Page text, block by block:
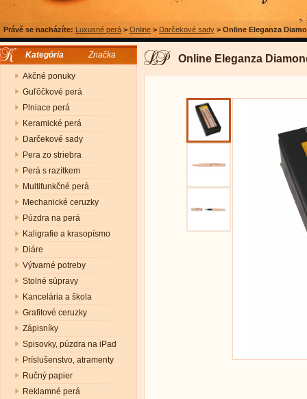
Právě se nacházíte: Luxusné perá > Online > Darčekové sady > Online Eleganza
Kategória Značka
Akčné ponuky
Guľôčkové perá
Plniace perá
Keramické perá
Darčekové sady
Pera zo striebra
Perá s razítkem
Multifunkčné perá
Mechanické ceruzky
Púzdra na perá
Kaligrafie a krasopísmo
Diáre
Výtvarné potreby
Stolné súpravy
Kancelária a škola
Grafitové ceruzky
Zápisníky
Spisovky, púzdra na iPad
Príslušenstvo, atramenty
Ručný papier
Reklamné perá
Online Eleganza